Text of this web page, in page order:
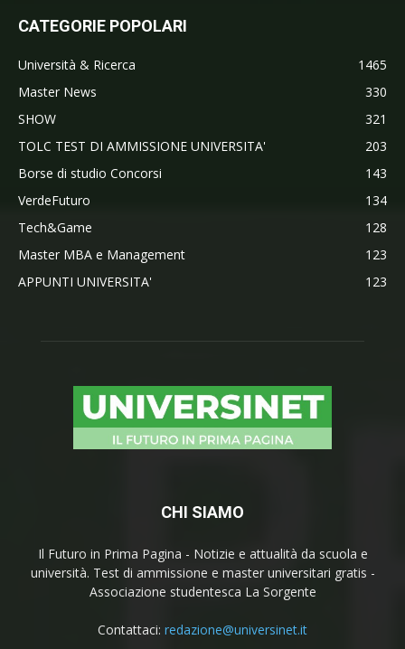
CATEGORIE POPOLARI
Università & Ricerca
1465
Master News
330
SHOW
321
TOLC TEST DI AMMISSIONE UNIVERSITA'
203
Borse di studio Concorsi
143
VerdeFuturo
134
Tech&Game
128
Master MBA e Management
123
APPUNTI UNIVERSITA'
123
CHI SIAMO
Il Futuro in Prima Pagina - Notizie e attualità da scuola e
università. Test di ammissione e master universitari gratis -
Associazione studentesca La Sorgente
Contattaci: redazione@universinet.it